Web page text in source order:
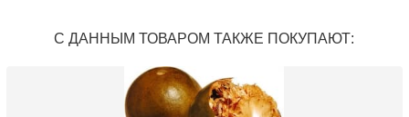
С ДАННЫМ ТОВАРОМ ТАКЖЕ ПОКУПАЮТ: